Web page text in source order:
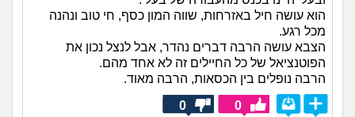
הוא עושה חיל באזרחות, שווה המון כסף, חי טוב ונהנה
מכל רגע.
הצבא עושה הרבה דברים נהדר, אבל לנצל נכון את
הפוטנציאל של כל החיילים זה לא אחד מהם.
הרבה נופלים בין הכסאות, הרבה מאוד.
0
0